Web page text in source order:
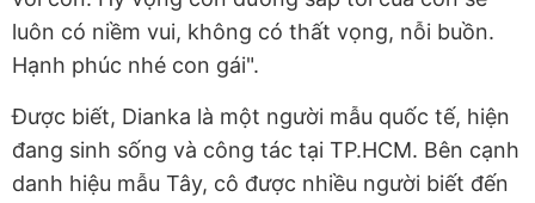
luôn có niềm vui, không có thất vọng, nỗi buồn.
Hạnh phúc nhé con gái".
Được biết, Dianka là một người mẫu quốc tế, hiện
đang sinh sống và công tác tại TP.HCM. Bên cạnh
danh hiệu mẫu Tây, cô được nhiều người biết đến